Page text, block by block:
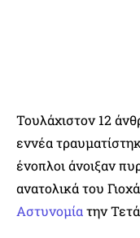
Τουλάχιστον 12
εννέα
ένοπλοι άνοιξαν
ανατολικά του
Αστυνομίατην